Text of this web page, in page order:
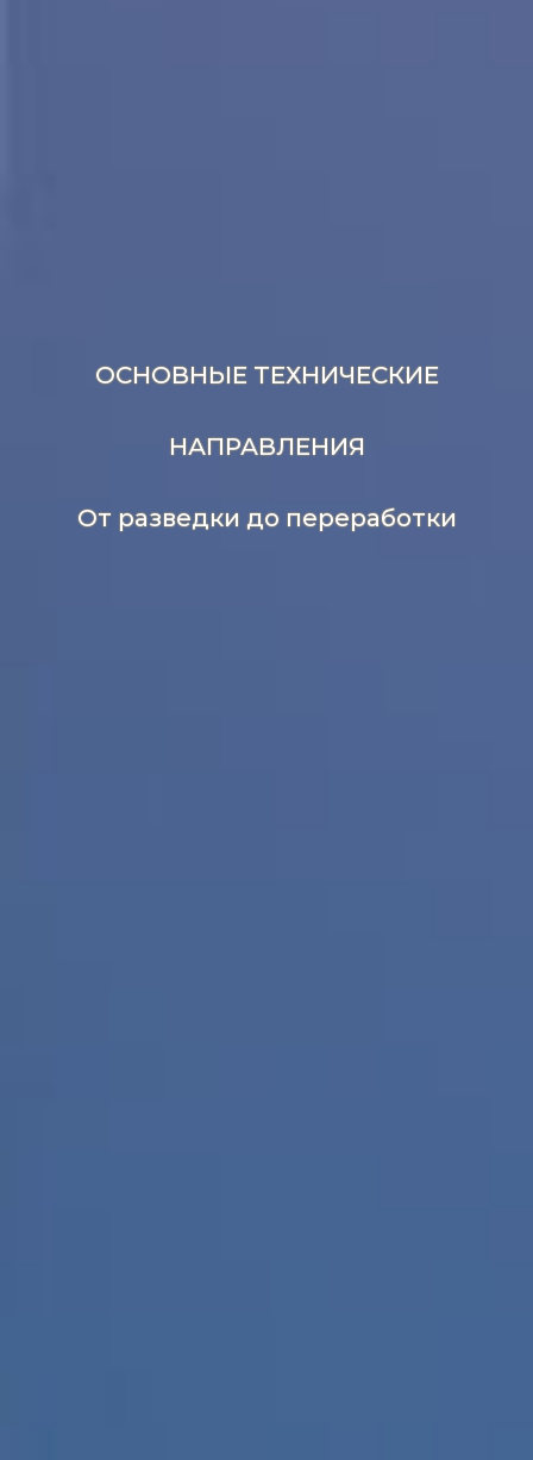
ОСНОВНЫЕ ТЕХНИЧЕСКИЕ
НАПРАВЛЕНИЯ
От разведки до переработки